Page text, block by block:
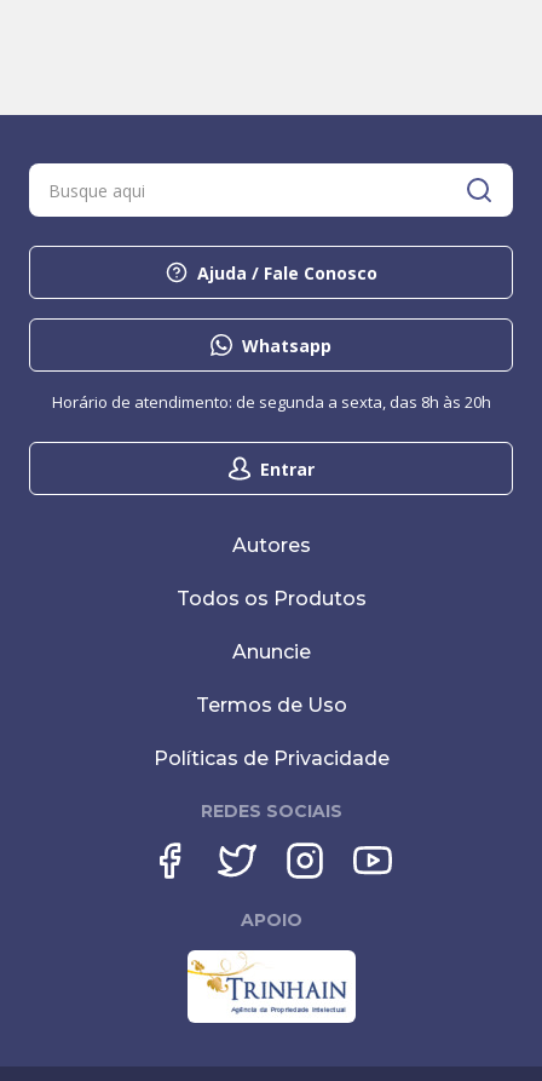
Ajuda / Fale Conosco
Whatsapp
Entrar
Horário de atendimento: de segunda a sexta, das 8h às 20h
Autores
Todos os Produtos
Anuncie
Termos de Uso
Políticas de Privacidade
REDES SOCIAIS
APOIO